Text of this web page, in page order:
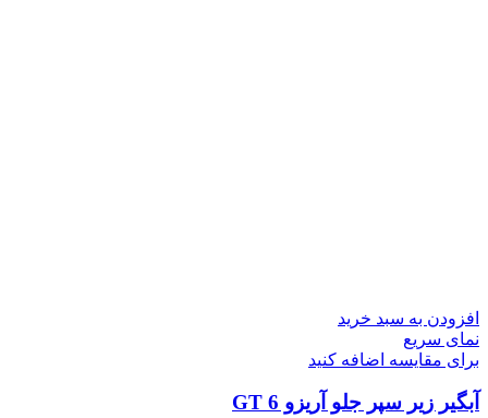
افزودن به سبد خرید
نمای سریع
برای مقایسه اضافه کنید
آبگیر زیر سپر جلو آریزو 6 GT